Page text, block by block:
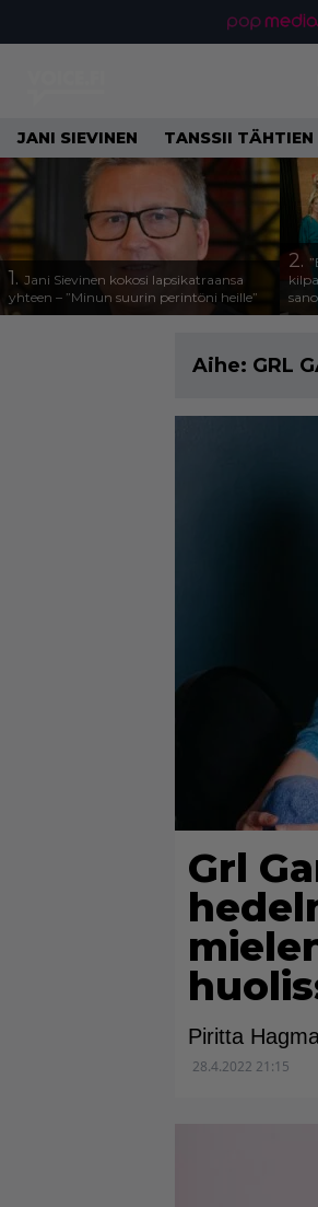
JANI SIEVINEN TANSSII TÄHTIEN
1. Jani Sievinen kokosi lapsikatraansa
yhteen – ”Minun suurin perintöni heille”
2.
Aihe: GRL
Grl
Piritta
28.4.2022 21:15